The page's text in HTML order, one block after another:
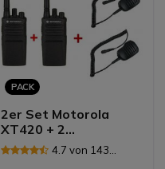
PACK
2er Set Motorola
XT420 + 2
Lautsprecher-
Mikrofone
4.7 von 143